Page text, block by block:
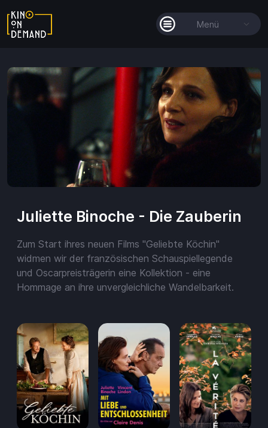
Menü
Alle Filme
Filmkollektionen
So funktioniert's
Guthaben
Guthaben
Aufladen
Juliette Binoche - Die Zauberin
Zum Start ihres neuen Films "Geliebte Köchin"
widmen wir der französischen Schauspiellegende
und Oscarpreisträgerin eine Kollektion - eine
Hommage an ihre unvergleichliche Wandelbarkeit.